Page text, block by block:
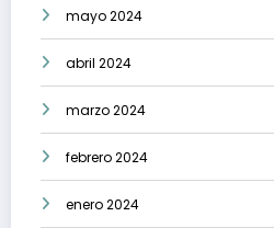
mayo 2024
abril 2024
marzo 2024
febrero 2024
enero 2024